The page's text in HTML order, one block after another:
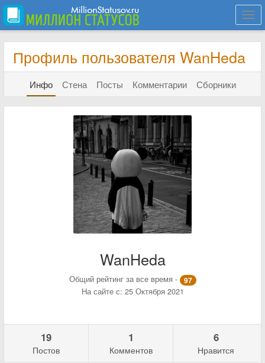
Профиль пользователя WanHeda
Инфо Стена Посты Комментарии Сборники
WanHeda
Общий рейтинг за все время -
97
На сайте с: 25 Октября 2021
19
Постов
1
Комментов
6
Нравится